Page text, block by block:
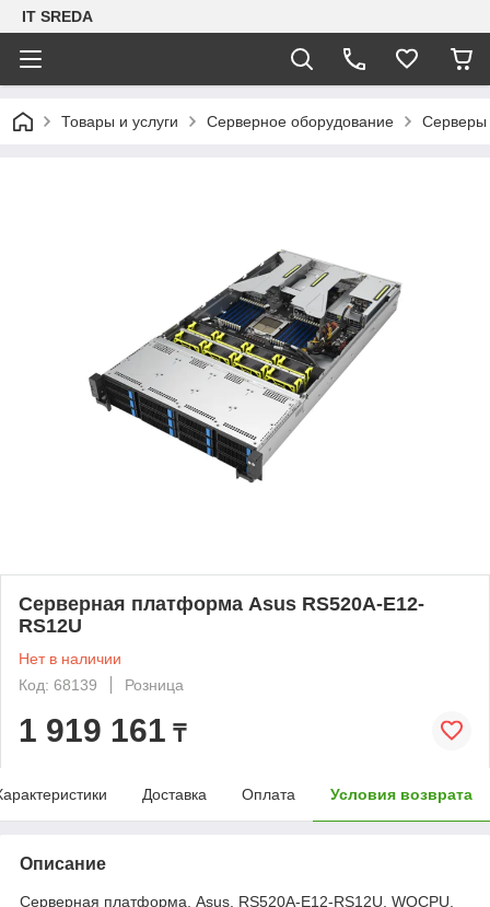
IT SREDA
Товары и услуги Серверное оборудование Серверы
Серверная платформа Asus RS520A-E12-
RS12U
Нет в наличии
Код: 68139
Розница
1 919 161 ₸
Доставка Оплата Условия возврата
Описание
Серверная платформа, Asus, RS520A-E12-RS12U, WOCPU,